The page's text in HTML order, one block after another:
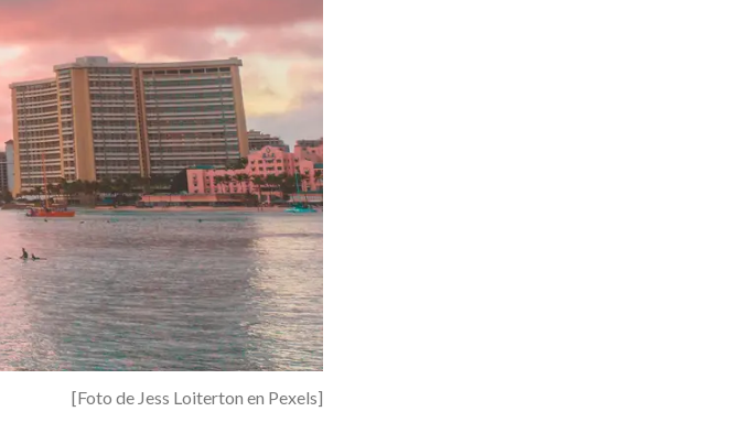
[Foto de Jess Loiterton en Pexels]